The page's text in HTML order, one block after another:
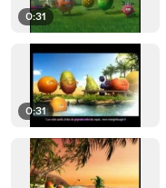
0:31
0:31